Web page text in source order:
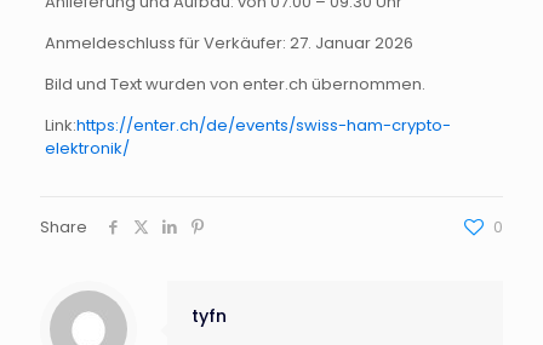
Anmeldeschluss für Verkäufer: 27. Januar 2026
Bild und Text wurden von enter.ch übernommen.
Link:https://enter.ch/de/events/swiss-ham-crypto-
elektronik/
Share 0
tyfn